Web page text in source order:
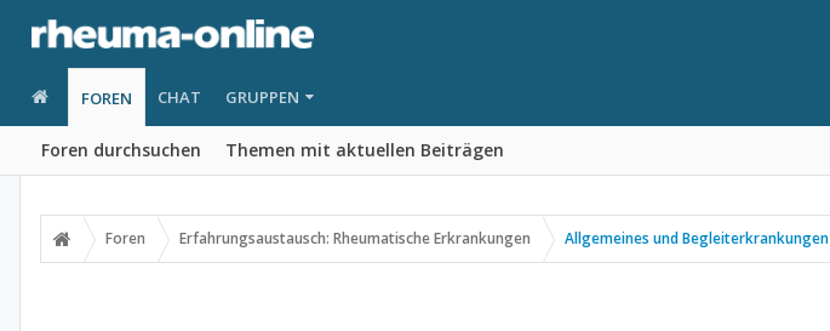
FOREN
Foren durchsuchen Themen mit aktuellen Beiträgen
CHAT GRUPPEN
Foren Erfahrungsaustausch: Rheumatische Erkrankungen Allgemeines und Begleiterkrankungen